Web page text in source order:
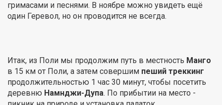
гримасами и песнями. В ноябре можно увидеть ещё
один Геревол, но он проводится не всегда.
Итак, из Поли мы продолжим путь в местность Манго
в 15 км от Поли, а затем совершим пеший треккинг
продолжительностью 1 час 30 минут, чтобы посетить
деревню Намнджи-Дупа. По прибытии на место -